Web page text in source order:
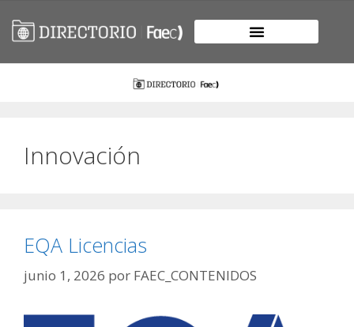
Innovación
EQA Licencias
junio 1, 2026 por FAEC_CONTENIDOS